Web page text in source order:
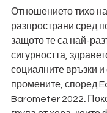
Отношението тихо
разпространи сред
защото те са най-
сигурността,
социалните връзки и
промените, според
Barometer 2022.